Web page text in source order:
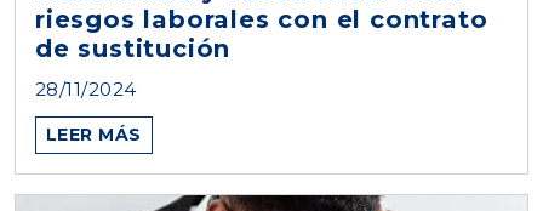
riesgos laborales con el contrato
de sustitución
28/11/2024
LEER MÁS